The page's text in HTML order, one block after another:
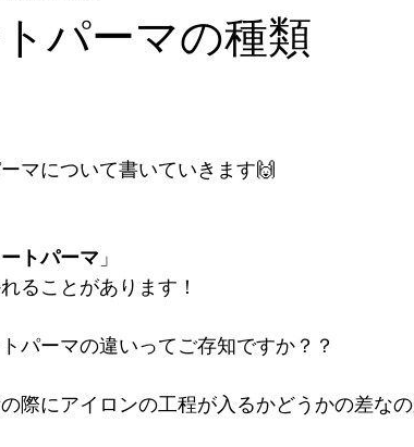
パーマの種類
マについて書いていきます🙌
トパーマ 」
ることがあります！
パーマの違いってご存知ですか？？
際にアイロンの工程が入るかどうかの差な